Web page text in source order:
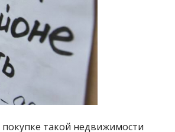
такой недвижимости